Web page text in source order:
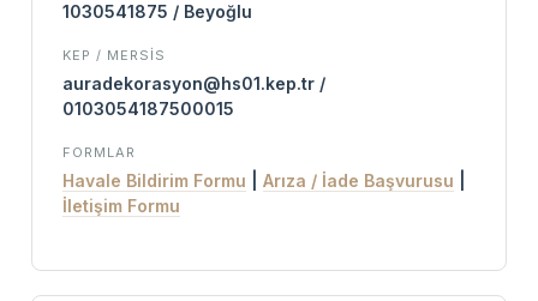
1030541875 / Beyoğlu
KEP / MERSİS
auradekorasyon@hs01.kep.tr /
0103054187500015
FORMLAR
Havale Bildirim Formu Arıza / İade Başvurusu
İletişim Formu